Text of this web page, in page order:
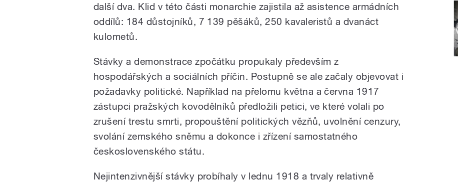
další dva. Klid v této části monarchie zajistila až asistence armádních
oddílů: 184 důstojníků, 7 139 pěšáků, 250 kavaleristů a dvanáct
kulometů.
Stávky a demonstrace zpočátku propukaly především z
hospodářských a sociálních příčin. Postupně se ale začaly objevovat i
požadavky politické. Například na přelomu května a června 1917
zástupci pražských kovodělníků předložili petici, ve které volali po
zrušení trestu smrti, propouštění politických vězňů, uvolnění cenzury,
svolání zemského sněmu a dokonce i zřízení samostatného
československého státu.
Nejintenzivnější stávky probíhaly v lednu 1918 a trvaly relativně